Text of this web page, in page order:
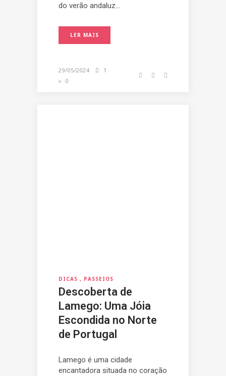
do verão andaluz...
LER MAIS
29/05/2024
1
0
DICAS PASSEIOS
Descoberta de
Lamego: Uma Jóia
Escondida no Norte
de Portugal
Lamego é uma cidade
encantadora situada no coração